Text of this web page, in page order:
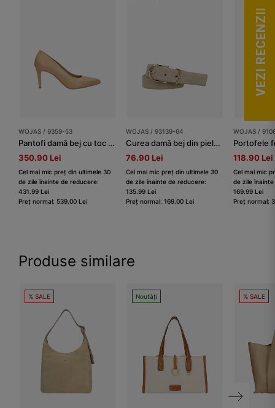
WOJAS / 9359-53
Pantofi damă bej cu toc cui
350.90 Lei
Cel mai mic preț din ultimele 30
de zile înainte de reducere:
431.99 Lei
Preț normal: 539.00 Lei
WOJAS / 93139-64
Curea damă bej din piele split întoarsă
76.90 Lei
Cel mai mic preț din ultimele 30
de zile înainte de reducere:
135.99 Lei
Preț normal: 169.00 Lei
WOJAS /
Portofele
118.90 Lei
Cel mai mic
de zile
169.99 Lei
Preț normal:
Produse similare
% SALE Noutăți % SALE
VEZI RECENZII